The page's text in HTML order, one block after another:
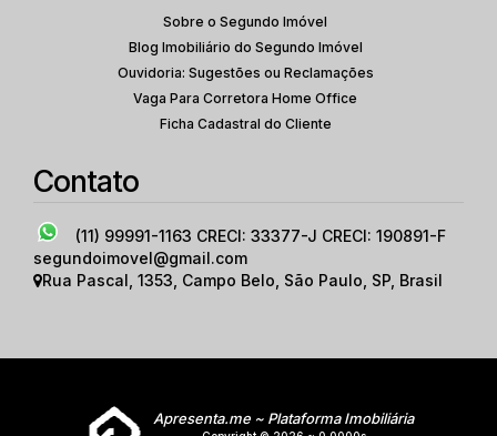
Sobre o Segundo Imóvel
Blog Imobiliário do Segundo Imóvel
Ouvidoria: Sugestões ou Reclamações
Vaga Para Corretora Home Office
Ficha Cadastral do Cliente
Contato
(11) 99991-1163 CRECI: 33377-J CRECI: 190891-F
segundoimovel@gmail.com
Rua Pascal , 1353, Campo Belo, São Paulo, SP, Brasil
Apresenta.me ~ Plataforma Imobiliária